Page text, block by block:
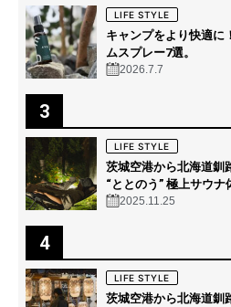
LIFE STYLE
キャンプをより快適に
ムスプレー7選。
2026.7.7
3
LIFE STYLE
茨城空港から北海道釧
“ととのう” 極上サウナ
2025.11.25
4
LIFE STYLE
茨城空港から北海道釧